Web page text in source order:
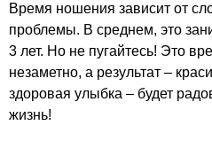
Время ношения зависит от
проблемы. В среднем, это
3 лет. Но не пугайтесь! Это
незаметно, а результат –
здоровая улыбка – будет
жизнь!